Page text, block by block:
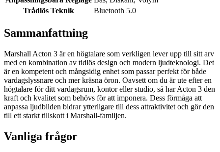
Trådlös Teknik
Bluetooth 5.0
Sammanfattning
Marshall Acton 3 är en högtalare som verkligen lever upp till sitt arv
med en kombination av tidlös design och modern ljudteknologi. Det
är en kompetent och mångsidig enhet som passar perfekt för både
vardagslyssnare och mer kräsna öron. Oavsett om du är ute efter en
högtalare för ditt vardagsrum, kontor eller studio, så har Acton 3 den
kraft och kvalitet som behövs för att imponera. Dess förmåga att
anpassa ljudbilden bidrar ytterligare till dess attraktivitet och gör den
till ett starkt tillskott i Marshall-familjen.
Vanliga frågor